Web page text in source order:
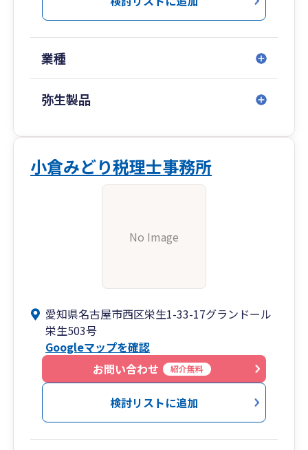
業種
弥生製品
小倉みどり税理士事務所
No Image
愛知県名古屋市西区栄生1-33-17グランドール
栄生503号
Googleマップを確認
お問い合わせ
紹介無料
検討リストに追加